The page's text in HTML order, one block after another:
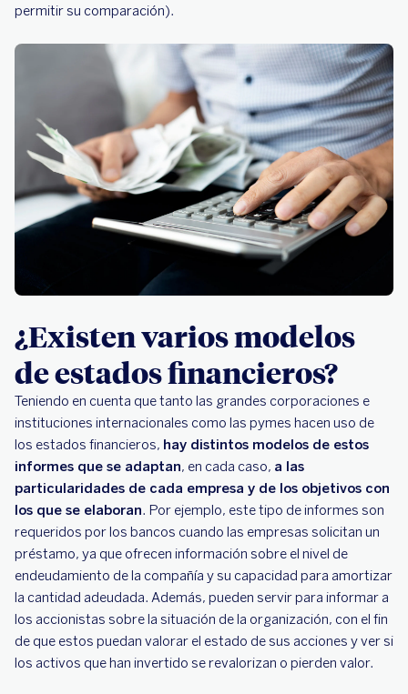
permitir su comparación).
¿Existen varios modelos
de estados financieros?
Teniendo en cuenta que tanto las grandes corporaciones e
instituciones internacionales como las pymes hacen uso de
los estados financieros, hay distintos modelos de estos
informes que se adaptan, en cada caso, a las
particularidades de cada empresa y de los objetivos con
los que se elaboran. Por ejemplo, este tipo de informes son
requeridos por los bancos cuando las empresas solicitan un
préstamo, ya que ofrecen información sobre el nivel de
endeudamiento de la compañía y su capacidad para amortizar
la cantidad adeudada. Además, pueden servir para informar a
los accionistas sobre la situación de la organización, con el fin
de que estos puedan valorar el estado de sus acciones y ver si
los activos que han invertido se revalorizan o pierden valor.